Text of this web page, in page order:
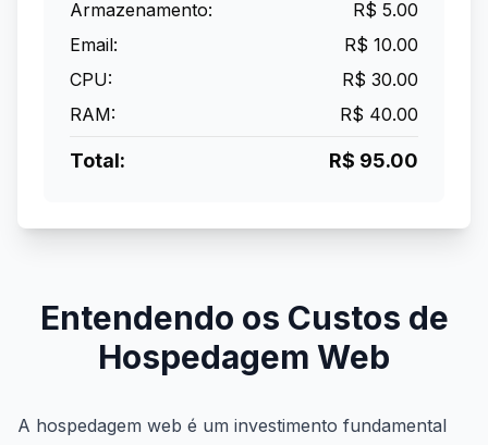
Armazenamento:
R$ 5.00
Email:
R$ 10.00
CPU:
R$ 30.00
RAM:
R$ 40.00
Total: R$ 95.00
Entendendo os Custos de
Hospedagem Web
A hospedagem web é um investimento fundamental